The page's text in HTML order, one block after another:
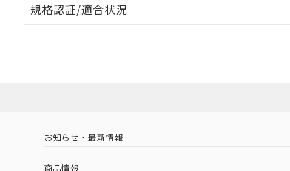
A: 135mm以上、B: 110mm以上
金属埋め込み
EU RoHS 注意事項・凡例
中国 RoHS 注意事項・凡例
規格認証/適合状況
（イギリス
（ノルウェー
お知らせ・最新情報
商品情報